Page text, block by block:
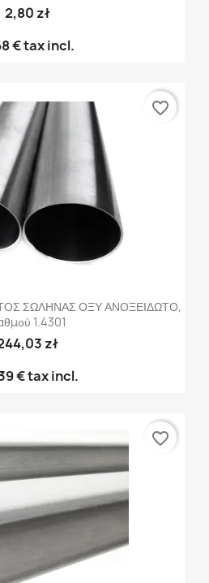
2,80 zł
€tax incl.
ΣΩΛΗΝΑΣ ΟΞΥ ΑΝΟΞΕΙΔΩΤΟ,
1.4301
zł
€tax incl.
favorite_border
favorite_border